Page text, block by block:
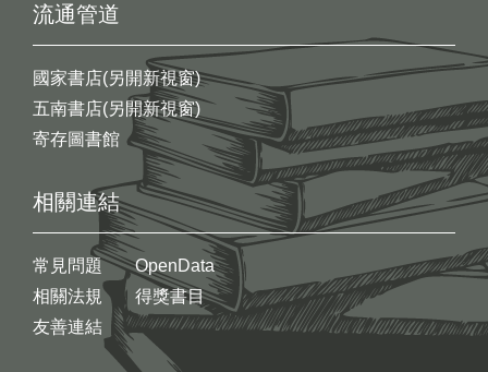
流通管道
國家書店(另開新視窗)
五南書店(另開新視窗)
寄存圖書館
相關連結
常見問題
相關法規
友善連結
OpenData
得獎書目